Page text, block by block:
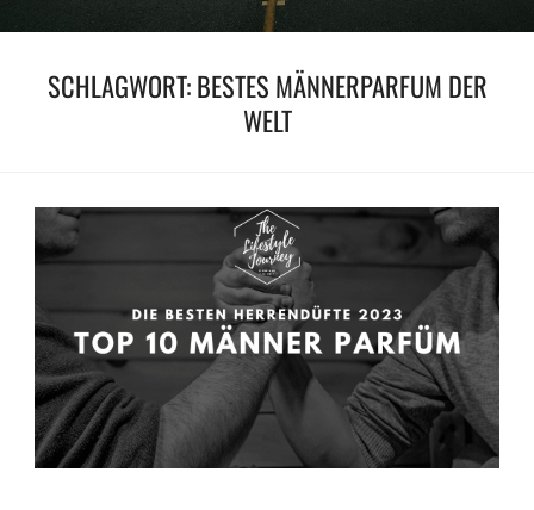
SCHLAGWORT:BESTES MÄNNERPARFUM DER
WELT